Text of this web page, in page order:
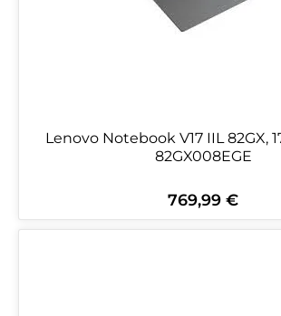
Lenovo Notebook V17 IIL 82GX,
82GX008EGE
Regulärer Preis:
769,99 €